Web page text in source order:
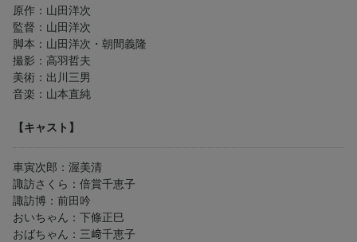
原作：山田洋次
監督：山田洋次
脚本：山田洋次・朝間義隆
撮影：高羽哲夫
美術：出川三男
音楽：山本直純
【キャスト】
車寅次郎：渥美清
諏訪さくら：倍賞千恵子
諏訪博：前田吟
おいちゃん：下條正巳
おばちゃん：三﨑千恵子